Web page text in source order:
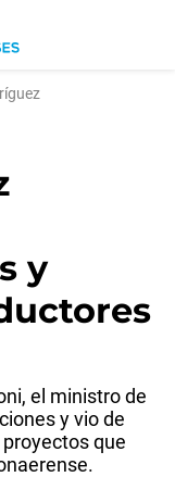
y
el ministro de
y vio de
que